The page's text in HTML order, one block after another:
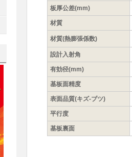
板厚公差(mm)
材質
材質(熱膨張係数)
設計入射角
有効径(mm)
基板面精度
表面品質(キズ-ブツ)
平行度
基板裏面